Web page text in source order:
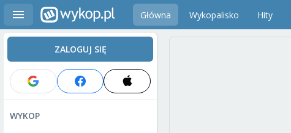
Główna Wykopalisko Hity
ZALOGUJ SIĘ
WYKOP